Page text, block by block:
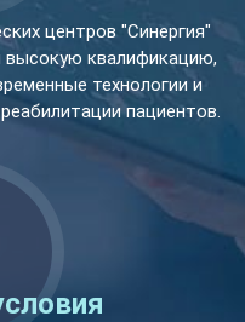
центров "Синергия"
квалификацию,
технологии и
пациентов.